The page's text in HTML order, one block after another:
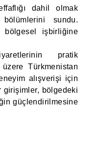
dahil olmak
sundu.
işbirliğine
pratik
Türkmenistan
alışverişi için
girişimler, bölgedeki
güçlendirilmesine